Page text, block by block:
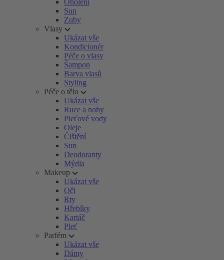
Oholení
Sun
Zuby
Vlasy
Ukázat vše
Kondicionér
Péče o vlasy
Šampon
Barva vlasů
Styling
Péče o tělo
Ukázat vše
Ruce a nohy
Pleťové vody
Oleje
Čištění
Sun
Deodoranty
Mýdla
Makeup
Ukázat vše
Oči
Rty
Hřebíky
Kartáč
Pleť
Parfém
Ukázat vše
Dámy